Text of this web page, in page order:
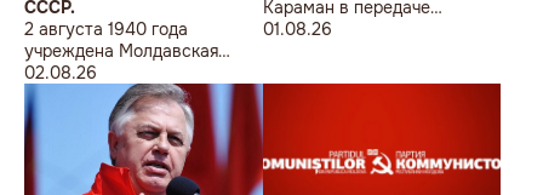
СССР.
2 августа 1940 года
учреждена Молдавская
Советская
Социалистическая
Республика в составе
СССР.
02.08.26
Караман в передаче
«Главное» телеканала TVC-
01.08.26